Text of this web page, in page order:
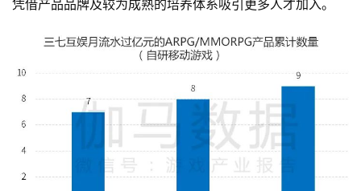
国
凭借产品品牌及较为成熟的培养体系吸引更多人才加入。